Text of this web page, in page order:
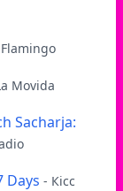
Movida
Sacharja:
Days - Кісс